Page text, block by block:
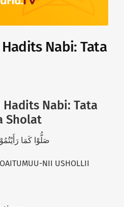
Nabi: Tata
Nabi: Tata
Sholat
صَلُّوْا كَمَا
NII USHOLLII